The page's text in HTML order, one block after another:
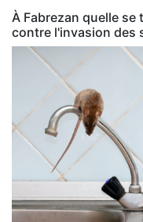
À Fabrezan quelle
contre l'invasion des